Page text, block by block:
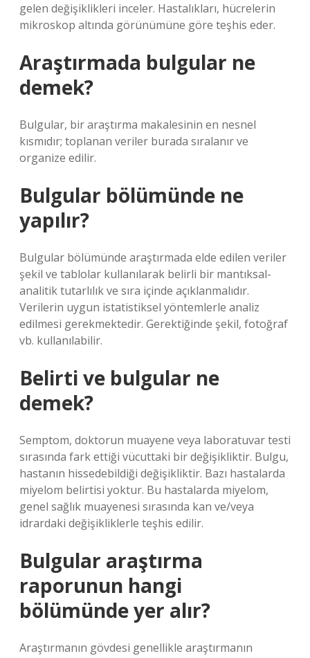
gelen değişiklikleri inceler. Hastalıkları, hücrelerin
mikroskop altında görünümüne göre teşhis eder.
Araştırmada bulgular ne
demek?
Bulgular, bir araştırma makalesinin en nesnel
kısmıdır; toplanan veriler burada sıralanır ve
organize edilir.
Bulgular bölümünde ne
yapılır?
Bulgular bölümünde araştırmada elde edilen veriler
şekil ve tablolar kullanılarak belirli bir mantıksal-
analitik tutarlılık ve sıra içinde açıklanmalıdır.
Verilerin uygun istatistiksel yöntemlerle analiz
edilmesi gerekmektedir. Gerektiğinde şekil, fotoğraf
vb. kullanılabilir.
Belirti ve bulgular ne
demek?
Semptom, doktorun muayene veya laboratuvar testi
sırasında fark ettiği vücuttaki bir değişikliktir. Bulgu,
hastanın hissedebildiği değişikliktir. Bazı hastalarda
miyelom belirtisi yoktur. Bu hastalarda miyelom,
genel sağlık muayenesi sırasında kan ve/veya
idrardaki değişikliklerle teşhis edilir.
Bulgular araştırma
raporunun hangi
bölümünde yer alır?
Araştırmanın gövdesi genellikle araştırmanın